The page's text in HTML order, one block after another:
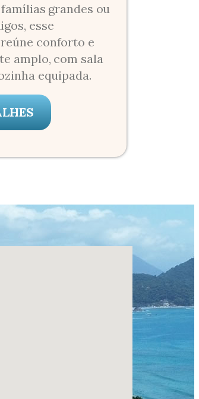
grandes ou
esse
conforto e
amplo, com sala
equipada.